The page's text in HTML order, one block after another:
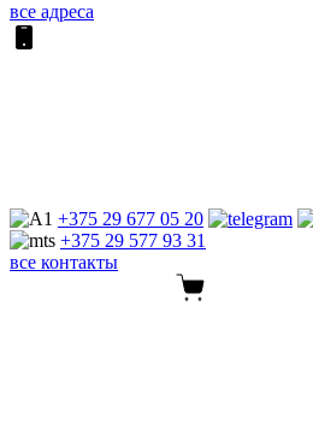
все адреса
+375 29 677 05 20
+375 29 577 93 31
все контакты